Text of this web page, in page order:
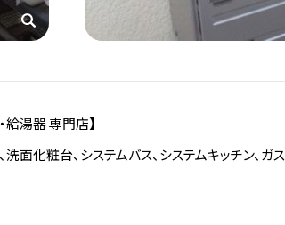
給湯器 専門店】
化粧台、システムバス、システムキッチン、ガ